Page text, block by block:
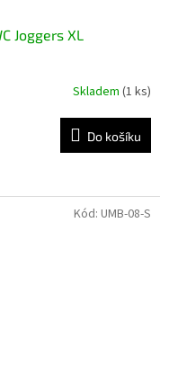
Joggers XL
Skladem (1 ks)
Do košíku
Kód: UMB-08-S